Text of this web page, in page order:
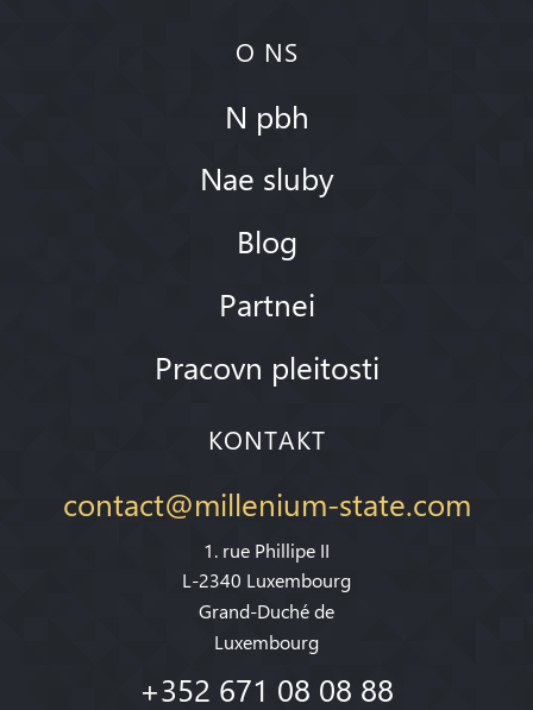
O NS
N pbh
Nae sluby
Blog
Partnei
Pracovn pleitosti
KONTAKT
contact@millenium-state.com
1. rue Phillipe II
L-2340 Luxembourg
Grand-Duché de
Luxembourg
+352 671 08 08 88